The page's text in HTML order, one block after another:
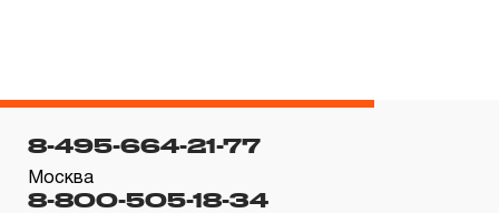
установлено, что производитель использовал при
изготовлении изделия некачественные материалы или
8-495-664-21-77
Москва
8-800-505-18-34